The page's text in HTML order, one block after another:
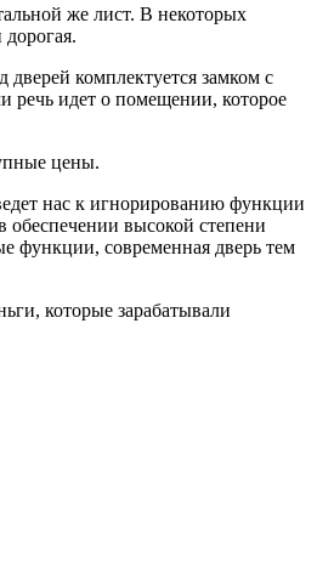
же лист. В некоторых
комплектуется замком с
речь идет о помещении, которое
цены.
нас к игнорированию функции
обеспечении высокой степени
функции, современная дверь тем
которые зарабатывали